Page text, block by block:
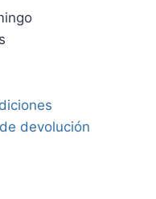
devolución